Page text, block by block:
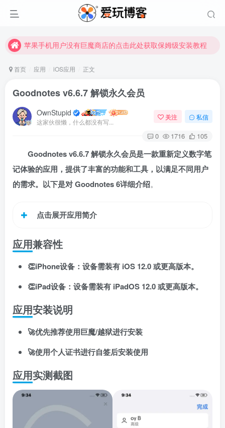
苹果手机用户没有巨魔商店的点击此处获取保姆级安装教程
苹果手机用户没有巨魔商店的点击此处获取保姆级安装教程
首页 应用 iOS应用 正文
Goodnotes v6.6.7 解锁永久会员
OwnStupid
这家伙很懒，什么都没有写...
关注 私信
0 1716 105
Goodnotes v6.6.7 解锁永久会员是一款重新定义数字笔
记体验的应用，提供了丰富的功能和工具，以满足不同用户
的需求。以下是对 Goodnotes 6详细介绍。
点击展开应用简介
应用兼容性
👏iPhone设备：设备需装有 iOS 12.0 或更高版本。
👏iPad设备：设备需装有 iPadOS 12.0 或更高版本。
应用安装说明
🚀优先推荐使用巨魔/越狱进行安装
🚀使用个人证书进行自签后安装使用
应用实测截图
扫码登录
使用其它方式登录或注册